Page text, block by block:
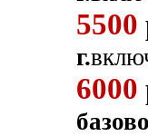
5500
г.
6000